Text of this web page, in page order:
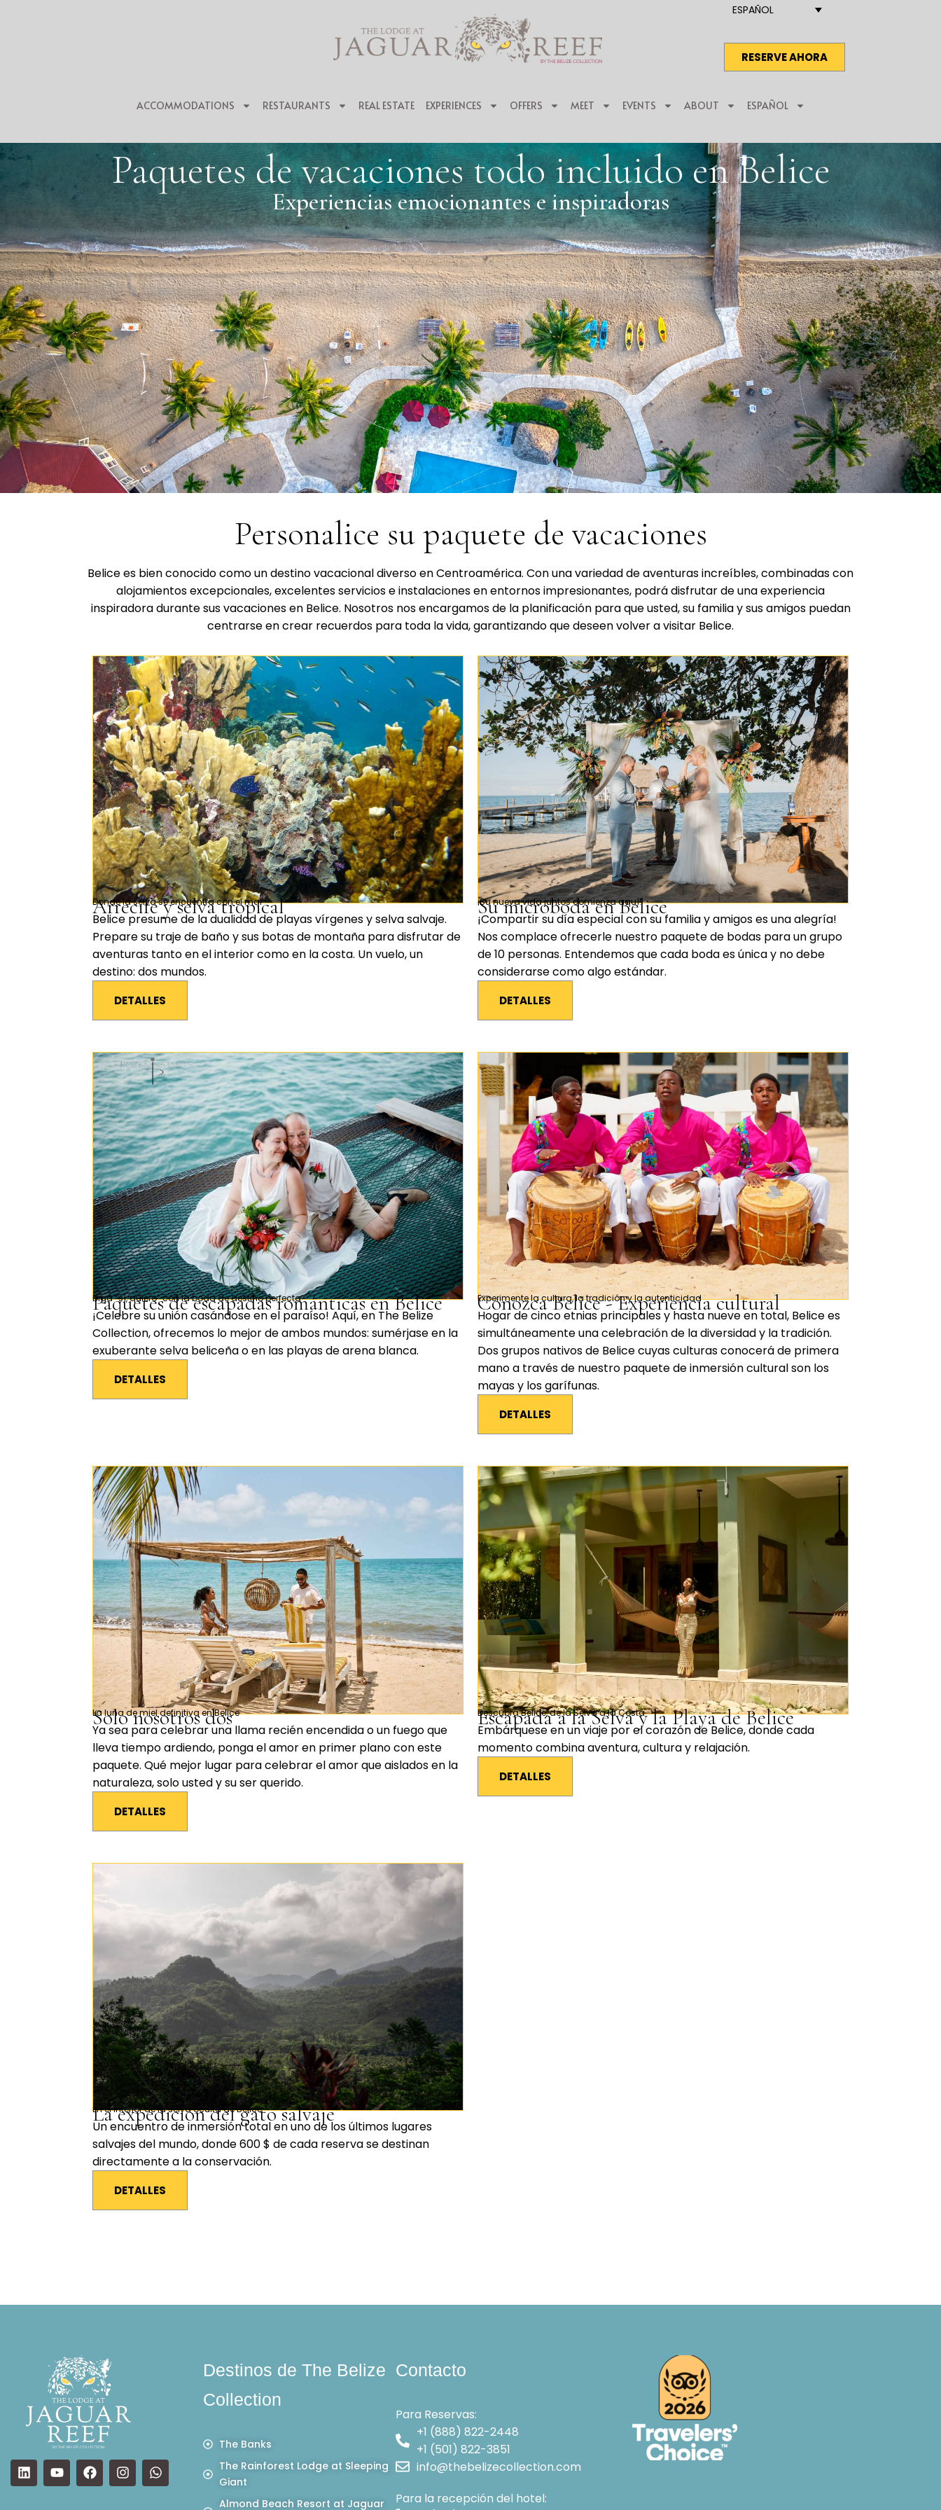
ESPAÑOL
RESERVE AHORA
ACCOMMODATIONS RESTAURANTS REAL ESTATE EXPERIENCES OFFERS MEET EVENTS ABOUT ESPAÑOL
Paquetes de vacaciones todo incluido en Belice
Experiencias emocionantes e inspiradoras
Personalice su paquete de vacaciones
Belice es bien conocido como un destino vacacional diverso en Centroamérica. Con una variedad de aventuras increíbles, combinadas con
alojamientos excepcionales, excelentes servicios e instalaciones en entornos impresionantes, podrá disfrutar de una experiencia
inspiradora durante sus vacaciones en Belice. Nosotros nos encargamos de la planificación para que usted, su familia y sus amigos puedan
centrarse en crear recuerdos para toda la vida, garantizando que deseen volver a visitar Belice.
Donde la selva se encuentra con el mar
Arrecife y selva tropical
Belice presume de la dualidad de playas vírgenes y selva salvaje.
Prepare su traje de baño y sus botas de montaña para disfrutar de
aventuras tanto en el interior como en la costa. Un vuelo, un
destino: dos mundos.
DETALLES
¡Su nueva vida juntos comienza aquí!
Su microboda en Belice
¡Compartir su día especial con su familia y amigos es una alegría!
Nos complace ofrecerle nuestro paquete de bodas para un grupo
de 10 personas. Entendemos que cada boda es única y no debe
considerarse como algo estándar.
DETALLES
Diga “sí, quiero” con la boda de destino perfecta
Paquetes de escapadas románticas en Belice
¡Celebre su unión casándose en el paraíso! Aquí, en The Belize
Collection, ofrecemos lo mejor de ambos mundos: sumérjase en la
exuberante selva beliceña o en las playas de arena blanca.
DETALLES
Experimente la cultura, la tradición y la autenticidad
Conozca Belice - Experiencia cultural
Hogar de cinco etnias principales y hasta nueve en total, Belice es
simultáneamente una celebración de la diversidad y la tradición.
Dos grupos nativos de Belice cuyas culturas conocerá de primera
mano a través de nuestro paquete de inmersión cultural son los
mayas y los garífunas.
DETALLES
La luna de miel definitiva en Belice
Solo nosotros dos
Ya sea para celebrar una llama recién encendida o un fuego que
lleva tiempo ardiendo, ponga el amor en primer plano con este
paquete. Qué mejor lugar para celebrar el amor que aislados en la
naturaleza, solo usted y su ser querido.
DETALLES
Descubra Belice, de la Selva a la Costa
Escapada a la Selva y la Playa de Belice
Embárquese en un viaje por el corazón de Belice, donde cada
momento combina aventura, cultura y relajación.
DETALLES
En el interior de la selva oculta de Belice
La expedición del gato salvaje
Un encuentro de inmersión total en uno de los últimos lugares
salvajes del mundo, donde 600 $ de cada reserva se destinan
directamente a la conservación.
DETALLES
Destinos de The Belize
Collection
The Banks
The Rainforest Lodge at Sleeping
Giant
Almond Beach Resort at Jaguar
Contacto
Para Reservas:
+1 (888) 822-2448
+1 (501) 822-3851
info@thebelizecollection.com
Para la recepción del hotel: